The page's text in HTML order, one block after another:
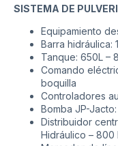
SISTEMA DE
Equipamiento
Barra hidráulica:
Tanque: 650L –
Comando
boquilla
Controladores
Bomba JP-
Distribuidor
Hidráulico – 800